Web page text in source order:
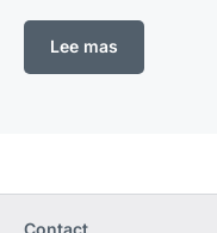
Lee mas